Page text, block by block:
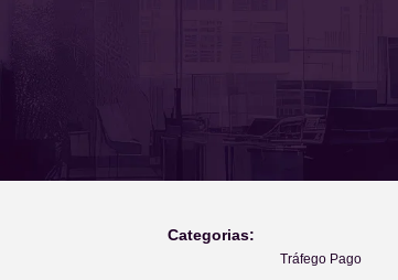
Categorias:
Tráfego Pago